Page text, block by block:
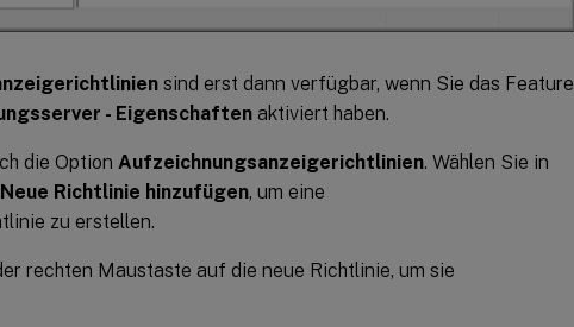
sind erst dann verfügbar, wenn Sie das Feature
- Eigenschaften aktiviert haben.
die Option Aufzeichnungsanzeigerichtlinien. Wählen Sie in
Neue Richtlinie hinzufügen, um eine
zu erstellen.
rechten Maustaste auf die neue Richtlinie, um sie